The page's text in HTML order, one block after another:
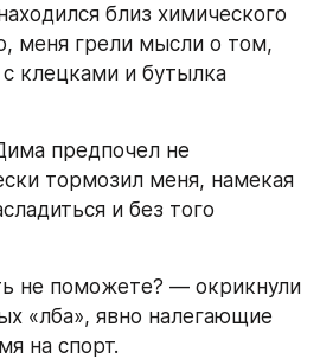
близ химического
меня грели мысли о том,
клецками и бутылка
предпочел не
тормозил меня, намекая
и без того
не поможете? ― окрикнули
«лба», явно налегающие
на спорт.